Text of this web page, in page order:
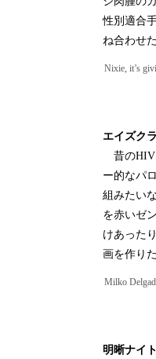
性別適合
ね合わせ
Nixie, it’s
エイズク
昔のHIV
ー的なパ
組みたい
を赤いゼ
けあった
画を作り
Milko
明晰ナイ